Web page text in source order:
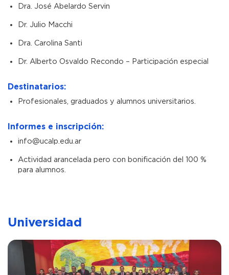
Dra. José Abelardo Servin
Dr. Julio Macchi
Dra. Carolina Santi
Dr. Alberto Osvaldo Recondo – Participación especial
Destinatarios:
Profesionales, graduados y alumnos universitarios.
Informes e inscripción:
info@ucalp.edu.ar
Actividad arancelada pero con bonificación del 100 %
para alumnos.
Universidad